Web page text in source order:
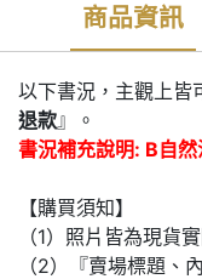
商品資訊
以下書況，主觀上皆
退款』。
書況補充說明: B自然
【購買須知】
（1）照片皆為現貨
（2）『賣場標題、